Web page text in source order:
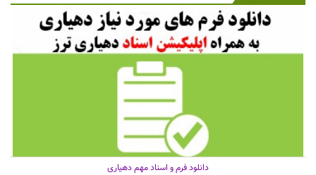
دانلود فرم و اسناد مهم دهیاری